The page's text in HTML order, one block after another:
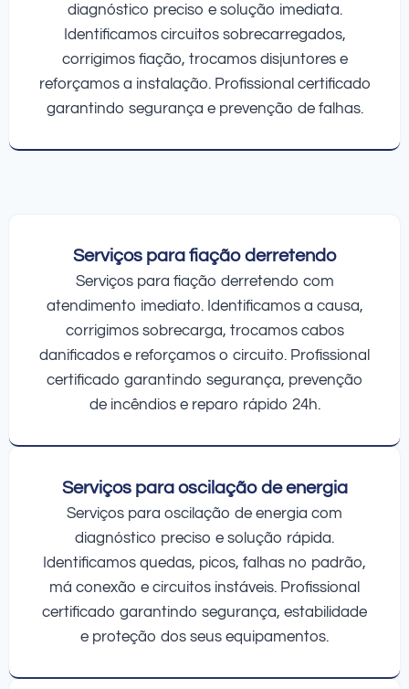
diagnóstico preciso e solução imediata.
Identificamos circuitos sobrecarregados,
corrigimos fiação, trocamos disjuntores e
reforçamos a instalação. Profissional certificado
garantindo segurança e prevenção de falhas.
Serviços para fiação derretendo
Serviços para fiação derretendo com
atendimento imediato. Identificamos a causa,
corrigimos sobrecarga, trocamos cabos
danificados e reforçamos o circuito. Profissional
certificado garantindo segurança, prevenção
de incêndios e reparo rápido 24h.
Serviços para oscilação de energia
Serviços para oscilação de energia com
diagnóstico preciso e solução rápida.
Identificamos quedas, picos, falhas no padrão,
má conexão e circuitos instáveis. Profissional
certificado garantindo segurança, estabilidade
e proteção dos seus equipamentos.